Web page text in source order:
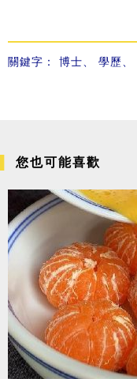
關鍵字： 博士、 學歷、
您也可能喜歡